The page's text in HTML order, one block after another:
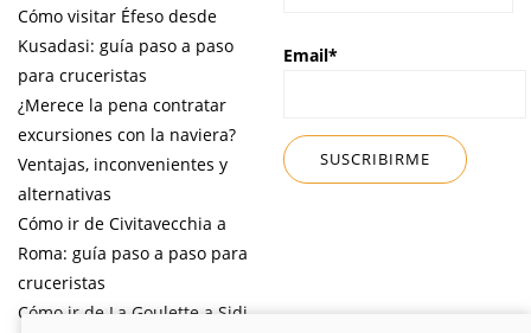
Cómo visitar Éfeso desde
Kusadasi: guía paso a paso
para cruceristas
¿Merece la pena contratar
excursiones con la naviera?
Ventajas, inconvenientes y
alternativas
Cómo ir de Civitavecchia a
Roma: guía paso a paso para
cruceristas
Cómo ir de La Goulette a Sidi
Email*